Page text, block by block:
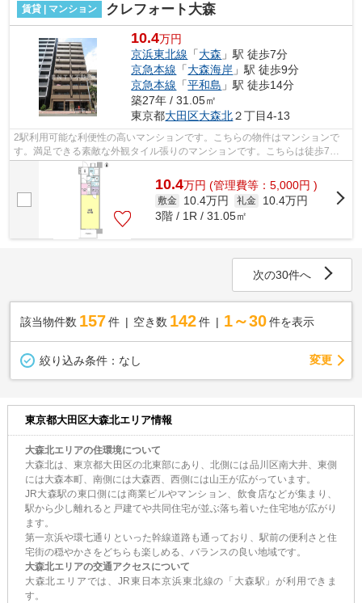
賃貸 | マンション クレフォート大森
10.4万円
京浜東北線 「大森 」駅 徒歩7分
京急本線 「大森海岸 」駅 徒歩9分
京急本線 「平和島 」駅 徒歩14分
築27年 / 31.05㎡
東京都大田区大森北２丁目4-13
2駅利用可能な利便性の高いマンションです。こちらの物件はマンションで
す。満足できる素敵な外観タイル張りのマンションです。こちらは徒歩7分
に立地する物件です。こちらは初期費用...
10.4万円 (管理費等：5,000円 )
敷金 10.4万円 礼金
10.4万円
3階 / 1R / 31.05㎡
次の30件へ
該当物件数 157件 空き数 142 件 1～30 件を表示
絞り込み条件： なし 変更
東京都大田区大森北エリア情報
大森北エリアの住環境について
大森北は、東京都大田区の北東部にあり、北側には品川区南大井、東側
には大森本町、南側には大森西、西側には山王が広がっています。
JR大森駅の東口側には商業ビルやマンション、飲食店などが集まり、
駅から少し離れると戸建てや共同住宅が並ぶ落ち着いた住宅地が広がり
ます。
第一京浜や環七通りといった幹線道路も通っており、駅前の便利さと住
宅街の穏やかさをどちらも楽しめる、バランスの良い地域です。
大森北エリアの交通アクセスについて
大森北エリアでは、JR東日本京浜東北線の「大森駅」が利用できま
す。